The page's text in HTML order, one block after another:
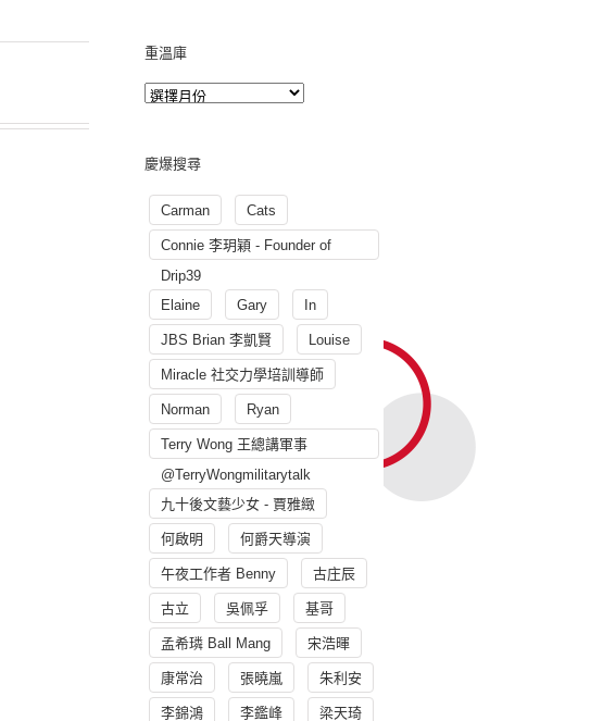
重溫庫
慶爆搜尋
Carman Cats
Connie 李玥穎 - Founder of
Drip39
Elaine
Gary In
JBS Brian 李凱賢 Louise
Miracle 社交力學培訓導師
Norman Ryan
Terry Wong 王總講軍事
@TerryWongmilitarytalk
九十後文藝少女 - 賈雅緻
何啟明 何爵天導演
午夜工作者 Benny 古庄辰
古立 吳佩孚 基哥
孟希璘 Ball Mang 宋浩暉
康常治 張曉嵐 朱利安
李錦鴻 李鑑峰 梁天琦